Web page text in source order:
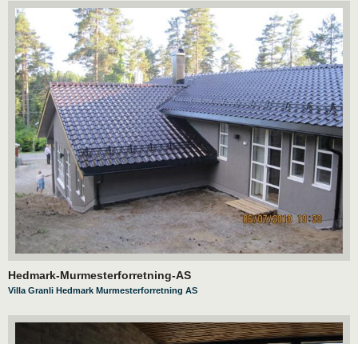
Hedmark-Murmesterforretning-AS
Villa Granli Hedmark Murmesterforretning AS